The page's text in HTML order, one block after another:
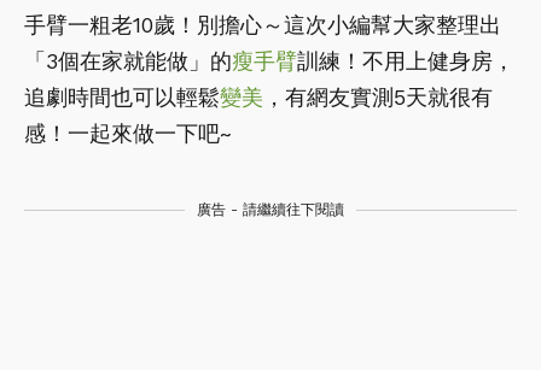
手臂一粗老10歲！別擔心～這次小編幫大家整理出
「3個在家就能做」的瘦手臂訓練！不用上健身房，
追劇時間也可以輕鬆變美 ，有網友實測5天就很有
感！一起來做一下吧~
廣告 - 請繼續往下閱讀